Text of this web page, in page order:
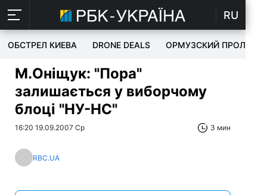
RU
ОБСТРЕЛ КИЕВА DRONE DEALS ОРМУЗСКИЙ ПРОЛИВ
М.Оніщук: "Пора"
залишається у виборчому
блоці "НУ-НС"
16:20 19.09.2007 Ср 3 мин
RBC.UA